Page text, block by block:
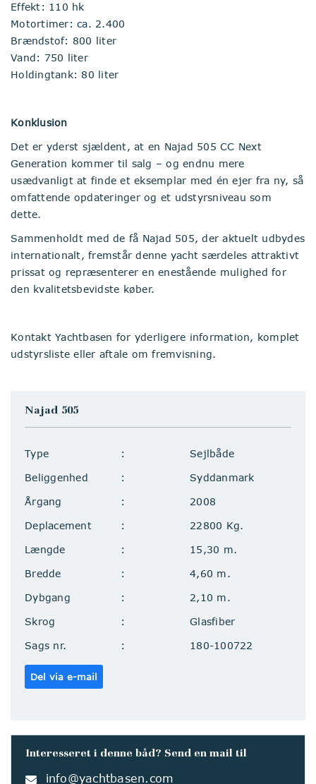
Effekt: 110 hk
Motortimer: ca. 2.400
Brændstof: 800 liter
Vand: 750 liter
Holdingtank: 80 liter
Konklusion
Det er yderst sjældent, at en Najad 505 CC Next
Generation kommer til salg – og endnu mere
usædvanligt at finde et eksemplar med én ejer fra ny, så
omfattende opdateringer og et udstyrsniveau som
dette.
Sammenholdt med de få Najad 505, der aktuelt udbydes
internationalt, fremstår denne yacht særdeles attraktivt
prissat og repræsenterer en enestående mulighed for
den kvalitetsbevidste køber.
Kontakt Yachtbasen for yderligere information, komplet
udstyrsliste eller aftale om fremvisning.
Najad 505
Type
Sejlbåde
Beliggenhed
Syddanmark
Årgang
2008
Deplacement
22800 Kg.
Længde
15,30 m.
Bredde
4,60 m.
Dybgang
2,10 m.
Skrog
Glasfiber
Sags nr.
180-100722
Del via e-mail
Interesseret i denne båd? Send en mail til
info@yachtbasen.com